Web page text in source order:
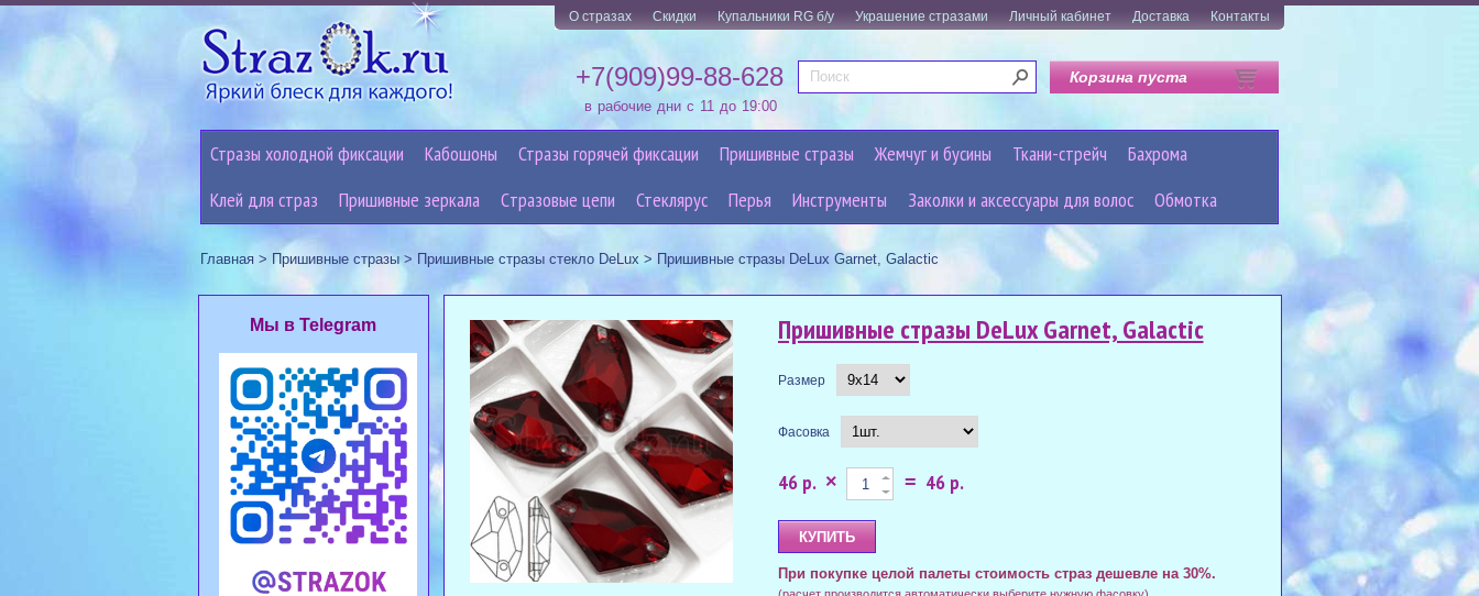
О стразах Скидки Купальники RG б/у Украшение стразами Личный кабинет Доставка Контакты
+7(909)99-88-628
в рабочие дни с 11 до 19:00
Корзина пуста
Стразы холодной фиксации Кабошоны Стразы горячей фиксации Пришивные стразы Жемчуг и бусины Ткани-стрейч
Бахрома
Клей для страз
Пришивные зеркала Cтразовые цепи Стеклярус Перья Инструменты Заколки и аксессуары для волос Обмотка
Главная > Пришивные стразы > Пришивные стразы стекло DeLux > Пришивные стразы DeLux Garnet, Galactic
Пришивные стразы DeLux Garnet, Galactic
Размер
Фасовка
46 р. × = 46 р.
При покупке целой палеты стоимость страз дешевле на 30%.
Мы в Telegram